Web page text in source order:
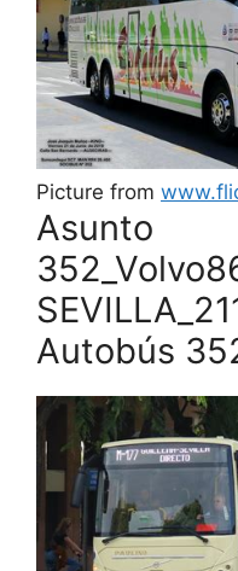
Picture from
Asunto
Autobús